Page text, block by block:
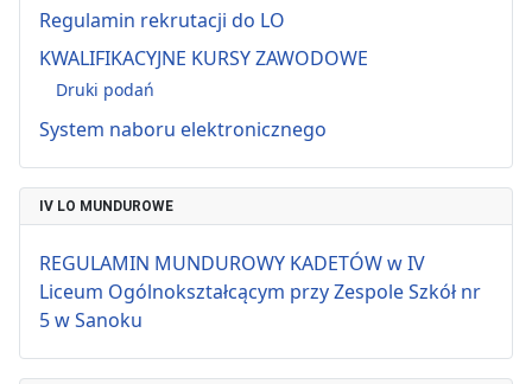
Regulamin rekrutacji do LO
KWALIFIKACYJNE KURSY ZAWODOWE
Druki podań
System naboru elektronicznego
IV LO MUNDUROWE
REGULAMIN MUNDUROWY KADETÓW w IV
Liceum Ogólnokształcącym przy Zespole Szkół nr
5 w Sanoku